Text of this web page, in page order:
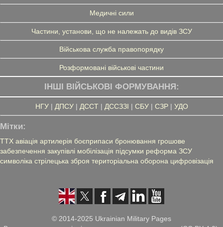
Медичні сили
Частини, установи, що не належать до видів ЗСУ
Військова служба правопорядку
Розформовані військові частини
ІНШІ ВІЙСЬКОВІ ФОРМУВАННЯ:
НГУ| ДПСУ| ДССТ| ДССЗЗІ | СБУ| СЗР| УДО
Мітки:
ТТХ авіація артилерія боєприпаси бронювання грошове
забезпечення закупівлі мобілізація підсумки реформа ЗСУ
символіка стрілецька зброя територіальна оборона цифровізація
© 2014-2025 Ukrainian Military Pages